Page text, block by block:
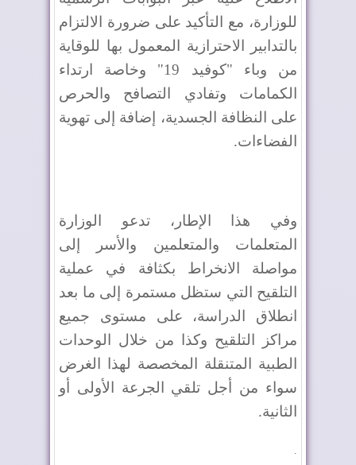
للوزارة، مع التأكيد على ضرورة الالتزام
بالتدابير الاحترازية المعمول بها للوقاية
من وباء "كوفيد 19" وخاصة ارتداء
الكمامات وتفادي التصافح والحرص
على النظافة الجسدية، إضافة إلى تهوية
الفضاءات.
وفي هذا الإطار، تدعو الوزارة
المتعلمات والمتعلمين والأسر إلى
مواصلة الانخراط بكثافة في عملية
التلقيح التي ستظل مستمرة إلى ما بعد
انطلاق الدراسة، على مستوى جميع
مراكز التلقيح وكذا من خلال الوحدات
الطبية المتنقلة المخصصة لهذا الغرض
سواء من أجل تلقي الجرعة الأولى أو
الثانية.